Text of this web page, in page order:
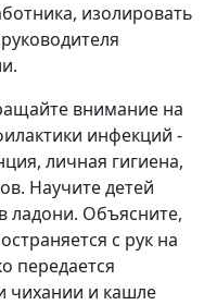
изолировать
внимание на
инфекций -
личная гигиена,
Научите детей
ладони. Объясните,
с рук на
передается
и кашле